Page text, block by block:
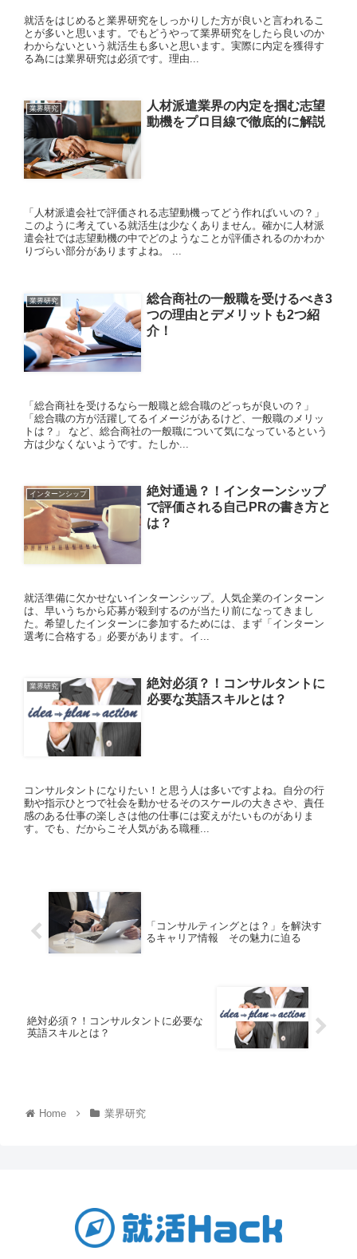
就活をはじめると業界研究をしっかりした方が良いと言われるこ
とが多いと思います。でもどうやって業界研究をしたら良いのか
わからないという就活生も多いと思います。実際に内定を獲得す
る為には業界研究は必須です。理由...
業界研究
人材派遣業界の内定を掴む志望
動機をプロ目線で徹底的に解説
「人材派遣会社で評価される志望動機ってどう作ればいいの？」
このように考えている就活生は少なくありません。確かに人材派
遣会社では志望動機の中でどのようなことが評価されるのかわか
りづらい部分がありますよね。 ...
業界研究
総合商社の一般職を受けるべき3
つの理由とデメリットも2つ紹
介！
「総合商社を受けるなら一般職と総合職のどっちが良いの？」
「総合職の方が活躍してるイメージがあるけど、一般職のメリッ
トは？」 など、総合商社の一般職について気になっているという
方は少なくないようです。たしか...
インターンシップ
絶対通過？！インターンシップ
で評価される自己PRの書き方と
は？
就活準備に欠かせないインターンシップ。人気企業のインターン
は、早いうちから応募が殺到するのが当たり前になってきまし
た。希望したインターンに参加するためには、まず「インターン
選考に合格する」必要があります。イ...
業界研究
絶対必須？！コンサルタントに
必要な英語スキルとは？
コンサルタントになりたい！と思う人は多いですよね。自分の行
動や指示ひとつで社会を動かせるそのスケールの大きさや、責任
感のある仕事の楽しさは他の仕事には変えがたいものがありま
す。でも、だからこそ人気がある職種...
「コンサルティングとは？」を解決す
るキャリア情報 その魅力に迫る
絶対必須？！コンサルタントに必要な
英語スキルとは？
Home 業界研究